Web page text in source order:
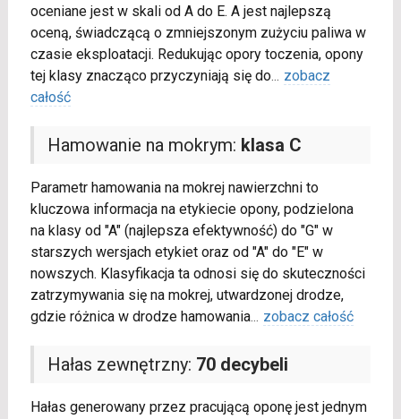
oceniane jest w skali od A do E. A jest najlepszą
oceną, świadczącą o zmniejszonym zużyciu paliwa w
czasie eksploatacji. Redukując opory toczenia, opony
tej klasy znacząco przyczyniają się do... zobacz
całość
Hamowanie na mokrym: klasa C
Parametr hamowania na mokrej nawierzchni to
kluczowa informacja na etykiecie opony, podzielona
na klasy od "A" (najlepsza efektywność) do "G" w
starszych wersjach etykiet oraz od "A" do "E" w
nowszych. Klasyfikacja ta odnosi się do skuteczności
zatrzymywania się na mokrej, utwardzonej drodze,
gdzie różnica w drodze hamowania... zobacz całość
Hałas zewnętrzny: 70 decybeli
Hałas generowany przez pracującą oponę jest jednym